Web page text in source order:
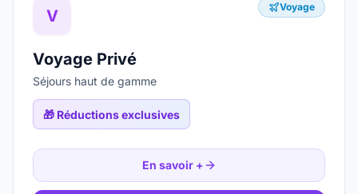
V Voyage
Voyage Privé
Séjours haut de gamme
🎁 Réductions exclusives
En savoir +